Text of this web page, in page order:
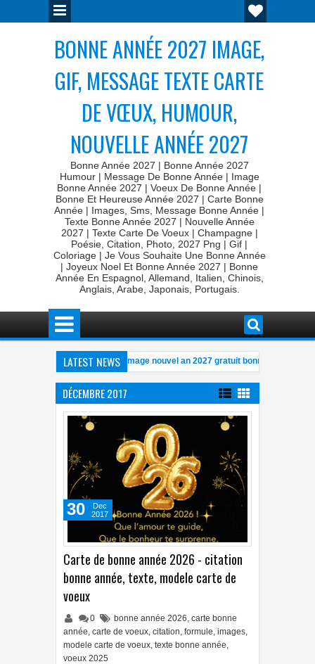
BONNE ANNÉE 2027 IMAGE,
GIF, MESSAGE TEXTE CARTE
DE VŒUX, HUMOUR,
NOUVELLE ANNÉE 2027
Bonne Année 2027 | Bonne Année 2027
Humour | Message De Bonne Année | Image
Bonne Année 2027 | Voeux De Bonne Année |
Bonne Et Heureuse Année 2027 | Carte Bonne
Année | Images, Sms, Message Bonne Année |
Texte Bonne Année 2027 | Nouvelle Année
2027 | Texte Carte De Voeux | Champagne |
Poésie, Citation, Photo, 2027 Png | Gif |
Coloriage | Je Vous Souhaite Une Bonne Année
| Joyeux Noel Et Bonne Année 2027 | Bonne
Année En Espagnol, Allemand, Italien, Chinois,
Anglais, Arabe, Japonais, Portugais.
LATEST NEWS
gratuite, GIF, animé, image nouvel an 2027 gratuit bonne année 2027
2026 - Bonne année 2026, Souhaits, Citations, Messages, Images
DÉCEMBRE 2017
Carte de bonne année 2026 - citation
bonne année, texte, modele carte de
voeux
0 bonne année 2026, carte bonne
année, carte de voeux, citation, formule, images,
modele carte de voeux, texte bonne année,
voeux 2025
30
Dec
2017